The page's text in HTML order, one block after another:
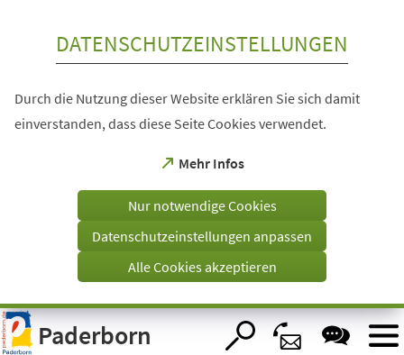
Visuelle
Assistenzsoftware
öffnen.
DATENSCHUTZEINSTELLUNGEN
Durch die Nutzung dieser Website erklären Sie sich damit
einverstanden, dass diese Seite Cookies verwendet.
Mehr Infos
(Öffnet
einem
Tab)
Nur notwendige Cookies
Datenschutzeinstellungen anpassen
Alle Cookies akzeptieren
Paderborn